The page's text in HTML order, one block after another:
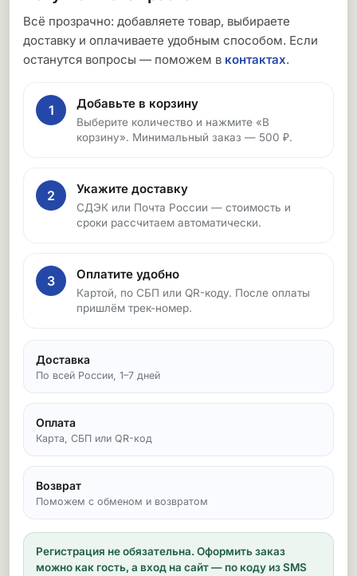
Всё прозрачно: добавляете товар, выбираете
доставку и оплачиваете удобным способом. Если
останутся вопросы — поможем в контактах.
1 Добавьте в корзину
Выберите количество и нажмите «В
корзину». Минимальный заказ — 500 ₽.
2 Укажите доставку
СДЭК или Почта России — стоимость и
сроки рассчитаем автоматически.
3 Оплатите удобно
Картой, по СБП или QR-коду. После оплаты
пришлём трек-номер.
Доставка
По всей России, 1–7 дней
Оплата
Карта, СБП или QR-код
Возврат
Поможем с обменом и возвратом
Регистрация не обязательна. Оформить заказ
можно как гость, а вход на сайт — по коду из SMS